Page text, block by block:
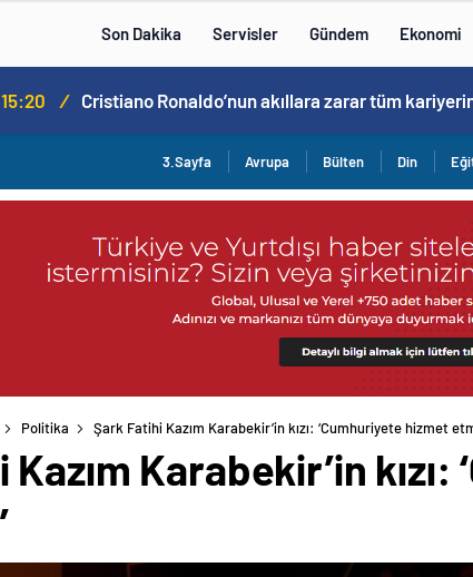
Son Dakika Servisler Gündem Ekonomi
15:20 /
3.Sayfa Avrupa Bülten Din
Politika Şark Fatihi Kazım Karabekir’in kızı: ‘Cumhuriyete hizmet
Karabekir’in